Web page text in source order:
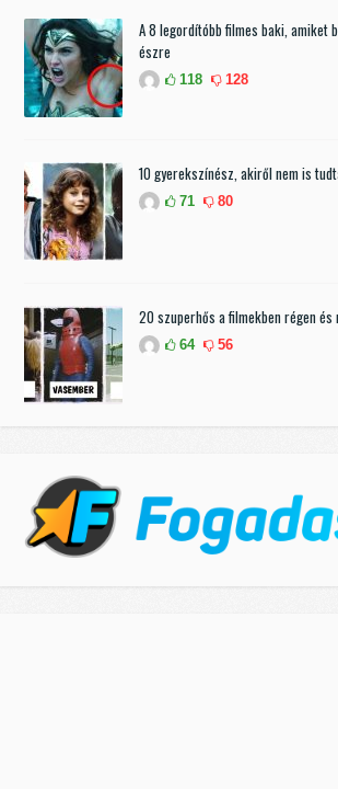
A 8 legordítóbb filmes baki, amiket
észre
118 128
10 gyerekszínész, akiről nem is
71 80
20 szuperhős a filmekben régen és
64 56